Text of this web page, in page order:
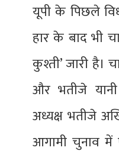
यूपी के पिछले
हार के बाद भी
कुश्ती’ जारी है।
और भतीजे
अध्यक्ष भतीजे
आगामी चुनाव